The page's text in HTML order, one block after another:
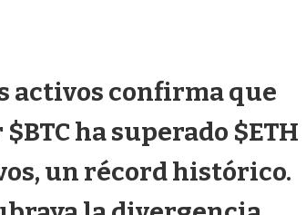
activos confirma que
ha superado $ETH
un récord histórico.